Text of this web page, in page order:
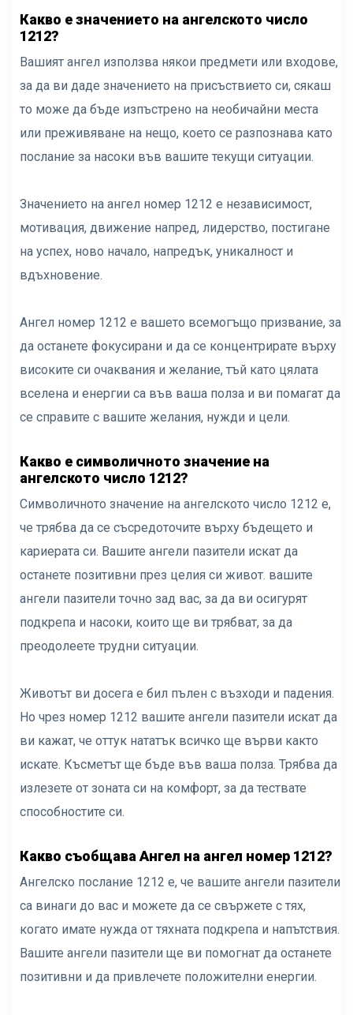
Какво е значението на ангелското число
1212?
Вашият ангел използва някои предмети или входове,
за да ви даде значението на присъствието си, сякаш
то може да бъде изпъстрено на необичайни места
или преживяване на нещо, което се разпознава като
послание за насоки във вашите текущи ситуации.
Значението на ангел номер 1212 е независимост,
мотивация, движение напред, лидерство, постигане
на успех, ново начало, напредък, уникалност и
вдъхновение.
Ангел номер 1212 е вашето всемогъщо призвание, за
да останете фокусирани и да се концентрирате върху
високите си очаквания и желание, тъй като цялата
вселена и енергии са във ваша полза и ви помагат да
се справите с вашите желания, нужди и цели.
Какво е символичното значение на
ангелското число 1212?
Символичното значение на ангелското число 1212 е,
че трябва да се съсредоточите върху бъдещето и
кариерата си. Вашите ангели пазители искат да
останете позитивни през целия си живот. вашите
ангели пазители точно зад вас, за да ви осигурят
подкрепа и насоки, които ще ви трябват, за да
преодолеете трудни ситуации.
Животът ви досега е бил пълен с възходи и падения.
Но чрез номер 1212 вашите ангели пазители искат да
ви кажат, че оттук нататък всичко ще върви както
искате. Късметът ще бъде във ваша полза. Трябва да
излезете от зоната си на комфорт, за да тествате
способностите си.
Какво съобщава Ангел на ангел номер 1212?
Ангелско послание 1212 е, че вашите ангели пазители
са винаги до вас и можете да се свържете с тях,
когато имате нужда от тяхната подкрепа и напътствия.
Вашите ангели пазители ще ви помогнат да останете
позитивни и да привлечете положителни енергии.